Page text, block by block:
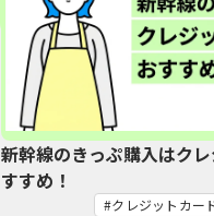
新幹線のきっぷ購入はク
すすめ！
クレジットカー